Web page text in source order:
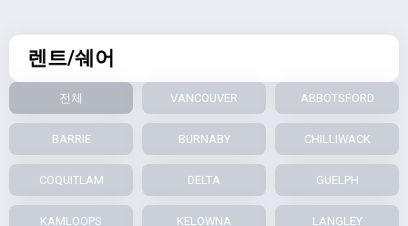
렌트/쉐어
전체 VANCOUVER ABBOTSFORD
BARRIE BURNABY CHILLIWACK
COQUITLAM DELTA GUELPH
KAMLOOPS KELOWNA LANGLEY